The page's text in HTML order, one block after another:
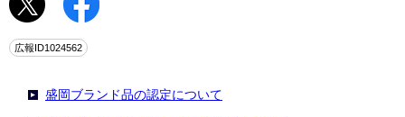
広報ID1024562
盛岡ブランド品の認定について